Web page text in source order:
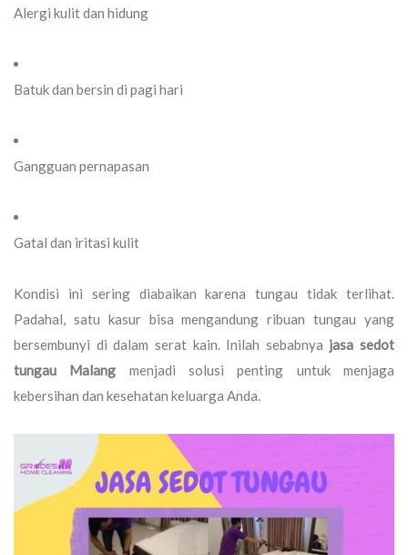
Alergi kulit dan hidung
Batuk dan bersin di pagi hari
Gangguan pernapasan
Gatal dan iritasi kulit
Kondisi ini sering diabaikan karena tungau tidak terlihat.
Padahal, satu kasur bisa mengandung ribuan tungau yang
bersembunyi di dalam serat kain. Inilah sebabnya jasa sedot
tungau Malang menjadi solusi penting untuk menjaga
kebersihan dan kesehatan keluarga Anda.